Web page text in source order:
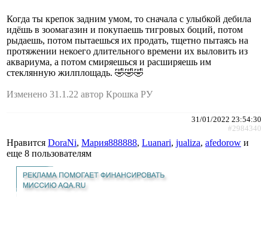
Когда ты крепок задним умом, то сначала с улыбкой дебила
идёшь в зоомагазин и покупаешь тигровых боций, потом
рыдаешь, потом пытаешься их продать, тщетно пытаясь на
протяжении некоего длительного времени их выловить из
аквариума, а потом смиряешься и расширяешь им
стеклянную жилплощадь. 🤣🤣🤣
Изменено 31.1.22 автор Крошка РУ
31/01/2022 23:54:30
#2984340
Нравится DoraNi, Мария888888, Luanari, jualiza, afedorow и
еще 8 пользователям